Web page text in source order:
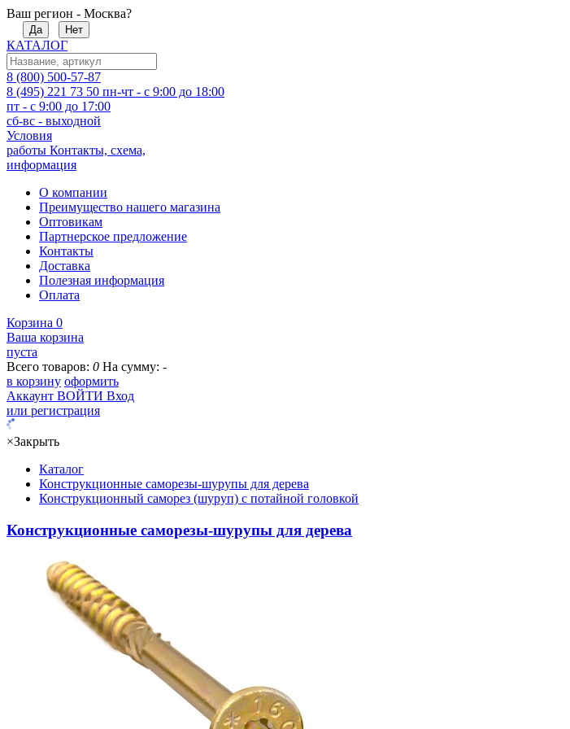
Ваш регион - Москва?
Да Нет
КАТАЛОГ
8 (800) 500-57-87
8 (495) 221 73 50 пн-чт - с 9:00 до 18:00
пт - с 9:00 до 17:00
сб-вс - выходной
Условия
работы Контакты, схема,
информация
О компании
Преимущество нашего магазина
Оптовикам
Партнерское предложение
Контакты
Доставка
Полезная информация
Оплата
Корзина 0
Ваша корзина
пуста
Всего товаров: 0 На сумму: -
в корзину оформить
Аккаунт ВОЙТИ Вход
или регистрация
×Закрыть
Каталог
Конструкционные саморезы-шурупы для дерева
Конструкционный саморез (шуруп) с потайной головкой
Конструкционные саморезы-шурупы для дерева